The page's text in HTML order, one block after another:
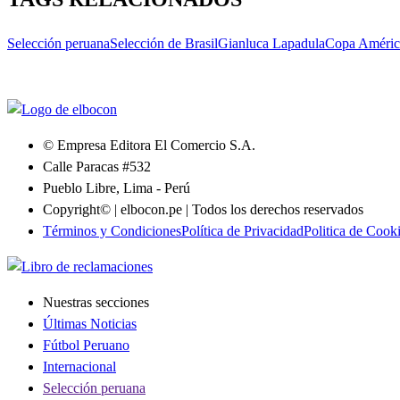
Selección peruanaSelección de BrasilGianluca LapadulaCopa
© Empresa Editora El Comercio S.A.
Calle Paracas #532
Pueblo Libre, Lima - Perú
Copyright© | elbocon.pe | Todos los derechos reservados
Términos y CondicionesPolítica de PrivacidadPolitica de
Nuestras secciones
Últimas Noticias
Fútbol Peruano
Internacional
Selección peruana